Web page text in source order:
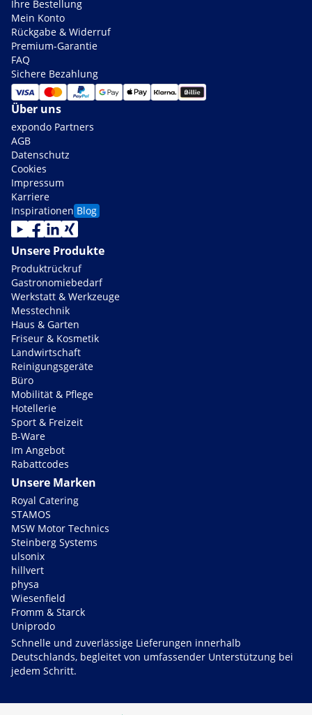
Ihre Bestellung
Mein Konto
Rückgabe & Widerruf
Premium-Garantie
FAQ
Sichere Bezahlung
Über uns
expondo Partners
AGB
Datenschutz
Cookies
Impressum
Karriere
Inspirationen Blog
Unsere Produkte
Produktrückruf
Gastronomiebedarf
Werkstatt & Werkzeuge
Messtechnik
Haus & Garten
Friseur & Kosmetik
Landwirtschaft
Reinigungsgeräte
Büro
Mobilität & Pflege
Hotellerie
Sport & Freizeit
B-Ware
Im Angebot
Rabattcodes
Unsere Marken
Royal Catering
STAMOS
MSW Motor Technics
Steinberg Systems
ulsonix
hillvert
physa
Wiesenfield
Fromm & Starck
Uniprodo
Schnelle und zuverlässige Lieferungen innerhalb
Deutschlands, begleitet von umfassender Unterstützung bei
jedem Schritt.